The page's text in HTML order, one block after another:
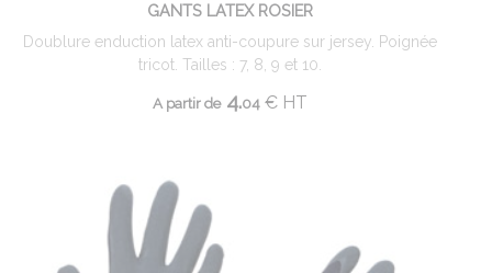
GANTS LATEX ROSIER
Doublure enduction latex anti-coupure sur jersey. Poignée
tricot. Tailles : 7, 8, 9 et 10.
A partir de4.04 €HT